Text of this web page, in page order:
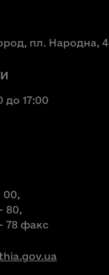
пл. Народна, 4
до 17:00
00,
80,
78 факс